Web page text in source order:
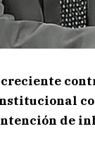
creciente
de